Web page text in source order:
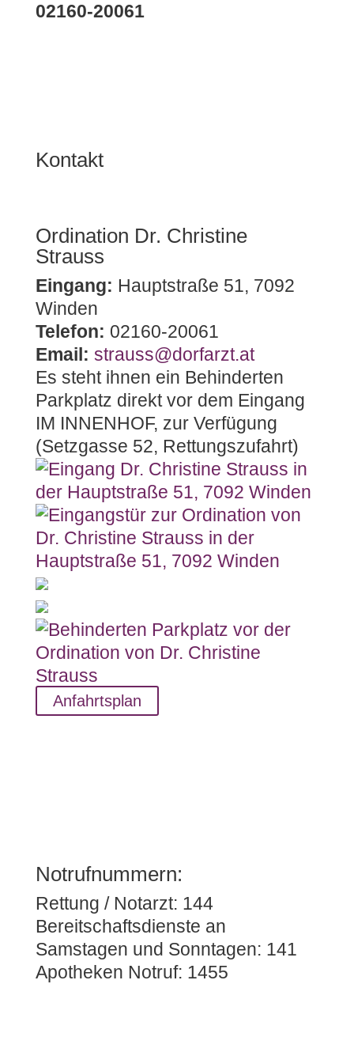
02160-20061
Kontakt
Ordination Dr. Christine
Strauss
Eingang: Hauptstraße 51, 7092
Winden
Telefon: 02160-20061
Email: strauss@dorfarzt.at
Es steht ihnen ein Behinderten
Parkplatz direkt vor dem Eingang
IM INNENHOF, zur Verfügung
(Setzgasse 52, Rettungszufahrt)
Anfahrtsplan
Notrufnummern:
Rettung / Notarzt: 144
Bereitschaftsdienste an
Samstagen und Sonntagen: 141
Apotheken Notruf: 1455